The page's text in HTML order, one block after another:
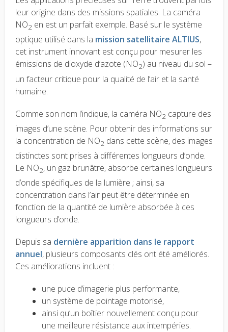
leur origine dans des missions spatiales. La caméra
NO2 en est un parfait exemple. Basé sur le système
optique utilisé dans la mission satellitaire ALTIUS,
cet instrument innovant est conçu pour mesurer les
émissions de dioxyde d’azote (NO2) au niveau du sol –
un facteur critique pour la qualité de l’air et la santé
humaine.
Comme son nom l’indique, la caméra NO2 capture des
images d’une scène. Pour obtenir des informations sur
la concentration de NO2 dans cette scène, des images
distinctes sont prises à différentes longueurs d’onde.
Le NO2, un gaz brunâtre, absorbe certaines longueurs
d’onde spécifiques de la lumière ; ainsi, sa
concentration dans l’air peut être déterminée en
fonction de la quantité de lumière absorbée à ces
longueurs d’onde.
Depuis sa dernière apparition dans le rapport
annuel, plusieurs composants clés ont été améliorés.
Ces améliorations incluent :
une puce d’imagerie plus performante,
un système de pointage motorisé,
ainsi qu’un boîtier nouvellement conçu pour
une meilleure résistance aux intempéries.